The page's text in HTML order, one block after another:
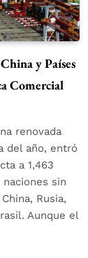
y Países
Comercial
renovada
del año, entró
a 1,463
sin
Rusia,
Aunque el